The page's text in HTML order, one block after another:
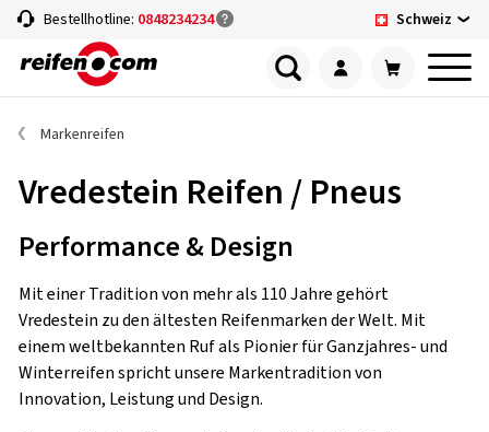
Bestellhotline: 0848234234 Schweiz
Markenreifen
Vredestein Reifen / Pneus
Performance & Design
Mit einer Tradition von mehr als 110 Jahre gehört
Vredestein zu den ältesten Reifenmarken der Welt. Mit
einem weltbekannten Ruf als Pionier für Ganzjahres- und
Winterreifen spricht unsere Markentradition von
Innovation, Leistung und Design.